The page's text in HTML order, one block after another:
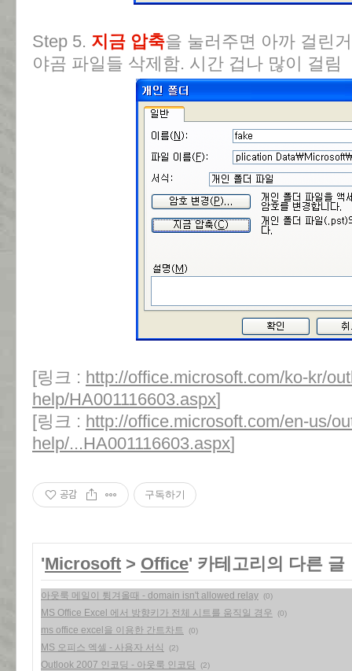
Step 5. 지금 압축을 눌러주면 아까 걸린
야곰 파일들 삭제함. 시간 겁나 많이 걸림
[링크 : http://office.microsoft.com/ko-kr/
help/HA001116603.aspx]
[링크 : http://office.microsoft.com/en-us/
help/...HA001116603.aspx]
공감 구독하기
'Microsoft > Office' 카테고리의 다른 글
아웃룩 메일이 튕겨올때 - domain isn't allowed relay (0)
MS Office Excel 에서 방향키가 전체 시트를 움직일 경우 (0)
ms office excel을 이용한 간트차트 (0)
MS 오피스 엑셀 - 사용자 서식 (2)
Outlook 2007 인코딩 - 아웃룩 인코딩 (2)